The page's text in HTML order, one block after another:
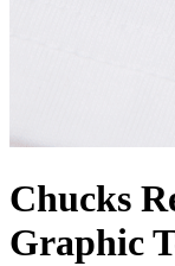
Chucks
Graphic